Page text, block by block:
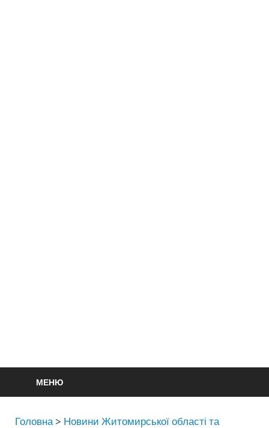
МЕНЮ
Головна > Новини Житомирської області та